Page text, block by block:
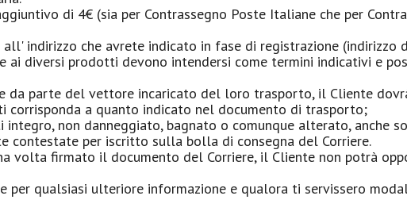
di 4€ (sia per Contrassegno Poste Italiane che per
indirizzo che avrete indicato in fase di registrazione (indirizzo
ai diversi prodotti devono intendersi come termini indicativi e
da parte del vettore incaricato del loro trasporto, il Cliente
a quanto indicato nel documento di trasporto;
non danneggiato, bagnato o comunque alterato, anche
contestate per iscritto sulla bolla di consegna del Corriere.
volta firmato il documento del Corriere, il Cliente non potrà
per qualsiasi ulteriore informazione e qualora ti servissero